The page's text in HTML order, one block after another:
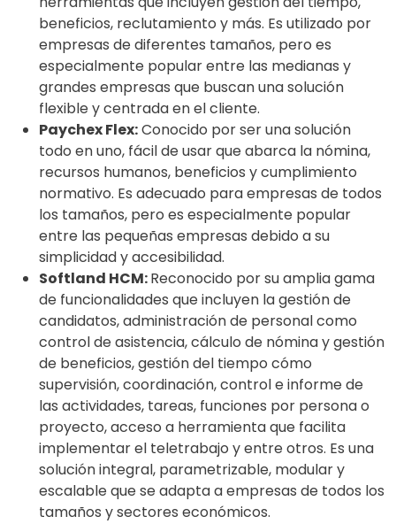
beneficios, reclutamiento y más. Es utilizado por
empresas de diferentes tamaños, pero es
especialmente popular entre las medianas y
grandes empresas que buscan una solución
flexible y centrada en el cliente.
Paychex Flex:Conocido por ser una solución
todo en uno, fácil de usar que abarca la nómina,
recursos humanos, beneficios y cumplimiento
normativo. Es adecuado para empresas de todos
los tamaños, pero es especialmente popular
entre las pequeñas empresas debido a su
simplicidad y accesibilidad.
Softland HCM:Reconocido por su amplia gama
de funcionalidades que incluyen la gestión de
candidatos, administración de personal como
control de asistencia, cálculo de nómina y gestión
de beneficios, gestión del tiempo cómo
supervisión, coordinación, control e informe de
las actividades, tareas, funciones por persona o
proyecto, acceso a herramienta que facilita
implementar el teletrabajo y entre otros. Es una
solución integral, parametrizable, modular y
escalable que se adapta a empresas de todos los
tamaños y sectores económicos.